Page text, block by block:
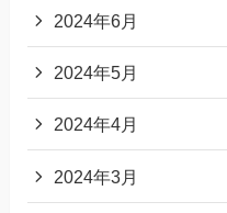
2024年6月
2024年5月
2024年4月
2024年3月